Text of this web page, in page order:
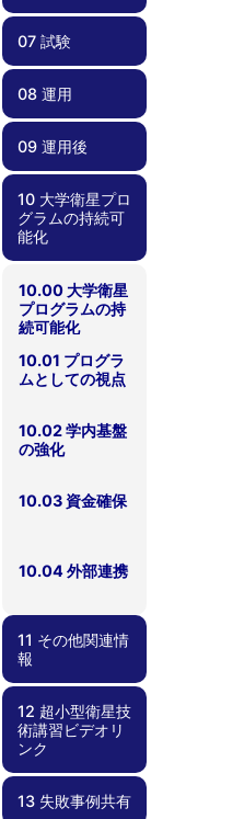
06.00 製作
06.01 品質管理
06.02 作業外注
06.03 安全要求
07 試験
07.00 試験
07.01 電磁適合
07.02 End-to-
07.03 電気的イ
試験
07.04 システム
07.05 End-to-
07.06 展開試験
07.07 フィット
07.08 熱試験
07.09 振動試験
07.10 試験コン
07.11 外部試験
07.12 試験結果
07.13 不具合対
07.14 衛星の保
07.15 安全要求
08 運用
08.00 運用
08.01 地上系準
08.02 運用計画
08.03 不具合対
09 運用後
09.00 運用後
09.01 レッスン
ズラーンド
09.02 記録化と
成果報告・公開
09.03 ノウハウ
共有
10 大学衛星プロ
グラムの持続可
能化
10.00 大学衛星
プログラムの持
続可能化
10.01 プログラ
ムとしての視点
10.02 学内基盤
の強化
10.03 資金確保
10.04 外部連携
11 その他関連情
報
11.00 その他関
連情報
11.01 失敗事例
集
11.02 部品デー
タベース
12 超小型衛星技
術講習ビデオリ
ンク
12.00 超小型衛
12.01
12.02 工事中
13 失敗事例共有